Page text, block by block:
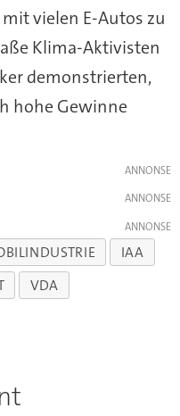
vielen E-Autos zu
Klima-Aktivisten
demonstrierten,
hohe Gewinne
IAA
VDA